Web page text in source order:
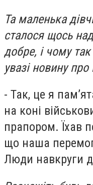
Та маленька
сталося щось
добре, і чому
увазі новину
- Так, це я
на коні
прапором. Їхав
що наша
Люди навкруги